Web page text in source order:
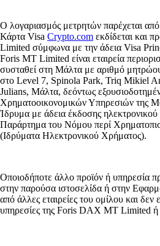
Ο λογαριασμός μετρητών παρέχεται
Κάρτα Visa Crypto.com εκδίδεται και
Limited σύμφωνα με την άδεια Visa
Foris MT Limited είναι εταιρεία
συσταθεί στη Μάλτα με αριθμό
στο Level 7, Spinola Park, Triq Mikiel
Julians, Μάλτα, δεόντως
Χρηματοοικονομικών Υπηρεσιών της
Ίδρυμα με άδεια έκδοσης
Παράρτημα του Νόμου περί
(Ιδρύματα Ηλεκτρονικού Χρήματος).
Οποιοδήποτε άλλο προϊόν ή υπηρεσία
στην παρούσα ιστοσελίδα ή στην
από άλλες εταιρείες του ομίλου και δεν
υπηρεσίες της Foris DAX MT Limited